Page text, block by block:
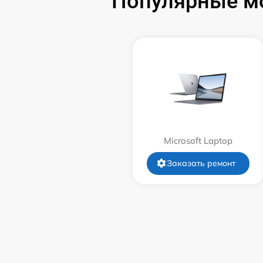
Замена системы охлаждения
Замена шлейфа матрицы
Замена северного мостаMicrosoft Laptop
Заказать ремонт